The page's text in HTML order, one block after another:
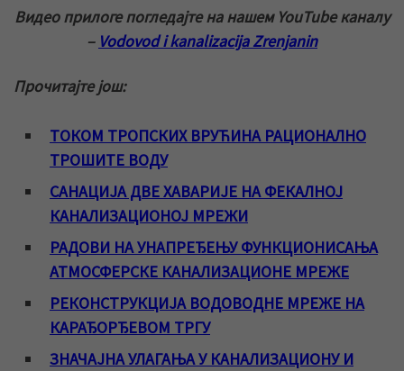
Видео прилоге погледајте на нашем YouTube каналу
– Vodovod i kanalizacija Zrenjanin
Прочитајте још:
ТОКОМ ТРОПСКИХ ВРУЋИНА РАЦИОНАЛНО
ТРОШИТЕ ВОДУ
САНАЦИЈА ДВЕ ХАВАРИЈЕ НА ФЕКАЛНОЈ
КАНАЛИЗАЦИОНОЈ МРЕЖИ
РАДОВИ НА УНАПРЕЂЕЊУ ФУНКЦИОНИСАЊА
АТМОСФЕРСКЕ КАНАЛИЗАЦИОНЕ МРЕЖЕ
РЕКОНСТРУКЦИЈА ВОДОВОДНЕ МРЕЖЕ НА
КАРАЂОРЂЕВОМ ТРГУ
ЗНАЧАЈНА УЛАГАЊА У КАНАЛИЗАЦИОНУ И